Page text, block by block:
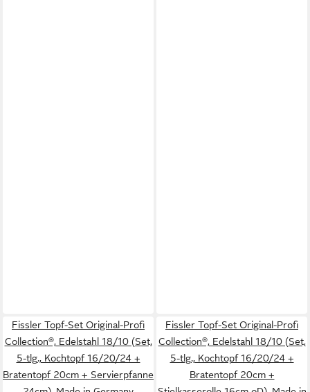
Fissler Topf-Set Original-Profi
Collection®, Edelstahl 18/10 (Set,
5-tlg., Kochtopf 16/20/24 +
Bratentopf 20cm + Servierpfanne
Fissler Topf-Set Original-Profi
Collection®, Edelstahl 18/10 (Set,
5-tlg., Kochtopf 16/20/24 +
Bratentopf 20cm +